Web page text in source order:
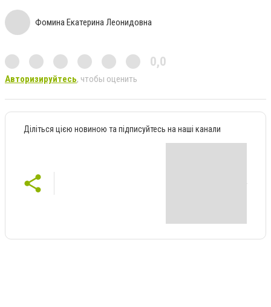
Фомина Екатерина Леонидовна
0,0
Авторизируйтесь, чтобы оценить
Діліться цією новиною та підписуйтесь на наші канали